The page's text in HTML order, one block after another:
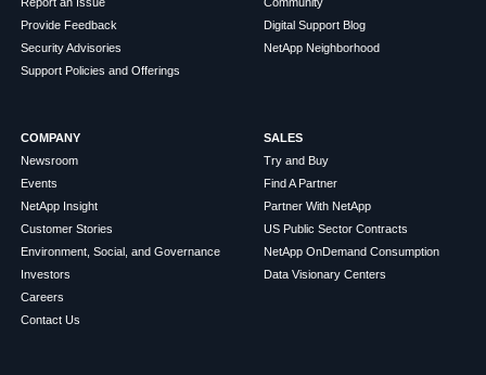
Provide Feedback
Security Advisories
Support Policies and Offerings
Digital Support Blog
NetApp Neighborhood
COMPANY
Newsroom
Events
NetApp Insight
Customer Stories
Environment, Social, and Governance
Investors
Careers
Contact Us
SALES
Try and Buy
Find A Partner
Partner With NetApp
US Public Sector Contracts
NetApp OnDemand Consumption
Data Visionary Centers